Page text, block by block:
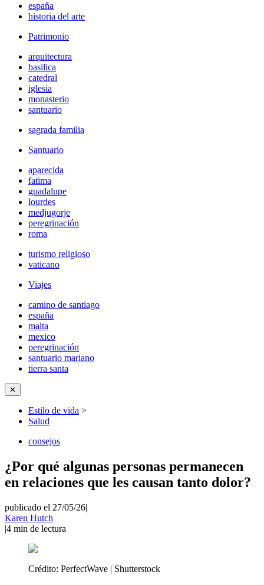
españa
historia del arte
Patrimonio
arquitectura
basilica
catedral
iglesia
monasterio
santuario
sagrada familia
Santuario
aparecida
fatima
guadalupe
lourdes
medjugorje
peregrinación
roma
turismo religioso
vaticano
Viajes
camino de santiago
españa
malta
mexico
peregrinación
santuario mariano
tierra santa
✕
Estilo de vida >
Salud
consejos
¿Por qué algunas personas permanecen
en relaciones que les causan tanto dolor?
publicado el 27/05/26|
Karen Hutch
|4 min de lectura
Crédito: PerfectWave | Shutterstock